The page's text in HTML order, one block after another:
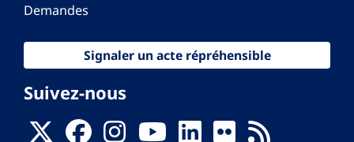
Demandes
Signaler un acte répréhensible
Suivez-nous